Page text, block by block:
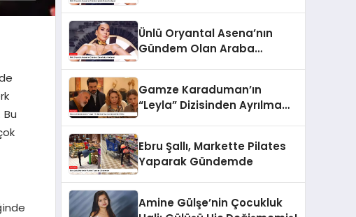
Ünlü Oryantal Asena’nın
Gündem Olan Araba
Gamze Karaduman’ın
“Leyla” Dizisinden Ayrılma
Ebru Şallı, Markette Pilates
Yaparak Gündemde
Amine Gülşe’nin Çocukluk